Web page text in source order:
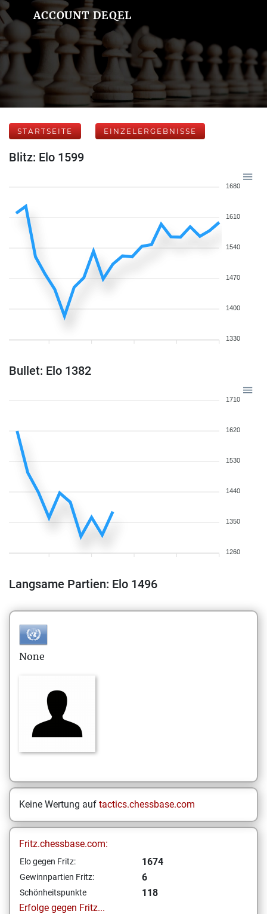
ACCOUNT DEQEL
STARTSEITE EINZELERGEBNISSE
Blitz: Elo 1599
1680
1610
1540
1470
1400
1330
Bullet: Elo 1382
1710
1620
1530
1440
1350
1260
Langsame Partien: Elo 1496
None
Keine Wertung auf tactics.chessbase.com
Fritz.chessbase.com:
Elo gegen Fritz: 1674
Gewinnpartien Fritz: 6
Schönheitspunkte
118
Erfolge gegen Fritz...